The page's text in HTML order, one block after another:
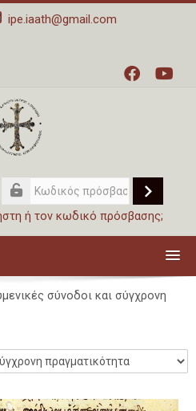
ipe.iaath@gmail.com
ή τον κωδικό πρόσβασης;
σύνοδοι και σύγχρονη